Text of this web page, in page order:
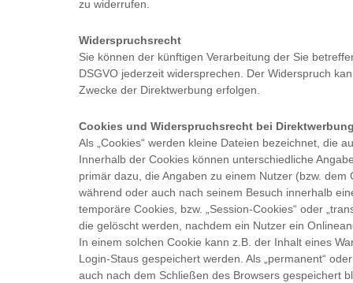
zu widerrufen.
Widerspruchsrecht
Sie können der künftigen Verarbeitung der Sie
DSGVO jederzeit widersprechen. Der Widerspruch
Zwecke der Direktwerbung erfolgen.
Cookies und Widerspruchsrecht bei
Als „Cookies“ werden kleine Dateien bezeichnet, die
Innerhalb der Cookies können unterschiedliche
primär dazu, die Angaben zu einem Nutzer (bzw.
während oder auch nach seinem Besuch innerhalb
temporäre Cookies, bzw. „Session-Cookies“ oder
die gelöscht werden, nachdem ein Nutzer ein
In einem solchen Cookie kann z.B. der Inhalt eines
Login-Staus gespeichert werden. Als „permanent“
auch nach dem Schließen des Browsers gespeichert